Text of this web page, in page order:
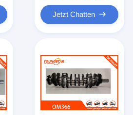
Jetzt Chatten